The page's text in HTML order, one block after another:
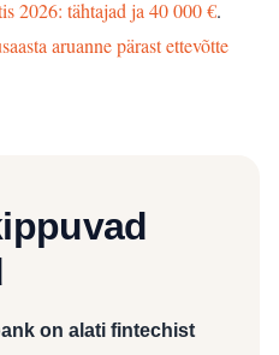
2026: tähtajad ja 40 000 €.
aruanne pärast ettevõtte
on alati fintechist